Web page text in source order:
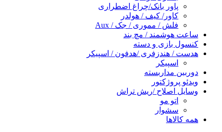
پاور بانک/چراغ اضطراری
کاور/ کیف / هولدر
فلش / مموری / جک / Aux
ساعت هوشمند / مچ بند
کنسول بازی و دسته
هدست / هندزفری /هدفون / اسپیکر
اسپیکر
دوربین مداربسته
ویدئو پروژکتور
وسایل اصلاح /ریش تراش
اتو مو
سشوار
همه کالاها